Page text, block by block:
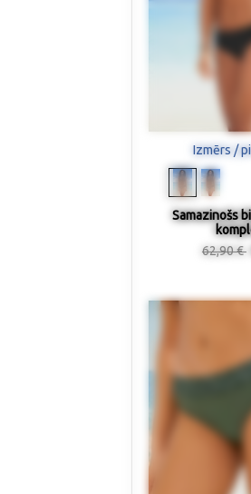
Izmērs /
Samazinošs
62,90 €